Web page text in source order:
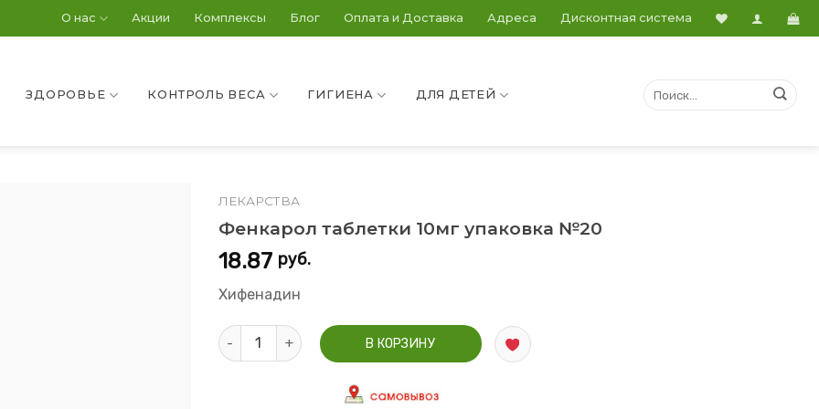
О нас Акции Комплексы Блог Оплата и Доставка Адреса Дисконтная система
ЗДОРОВЬЕ КОНТРОЛЬ ВЕСА ГИГИЕНА ДЛЯ ДЕТЕЙ
ЛЕКАРСТВА
Фенкарол таблетки 10мг упаковка №20
18.87 руб.
Хифенадин
Количество Фенкарол таблетки 10мг упаковка №20
В КОРЗИНУ